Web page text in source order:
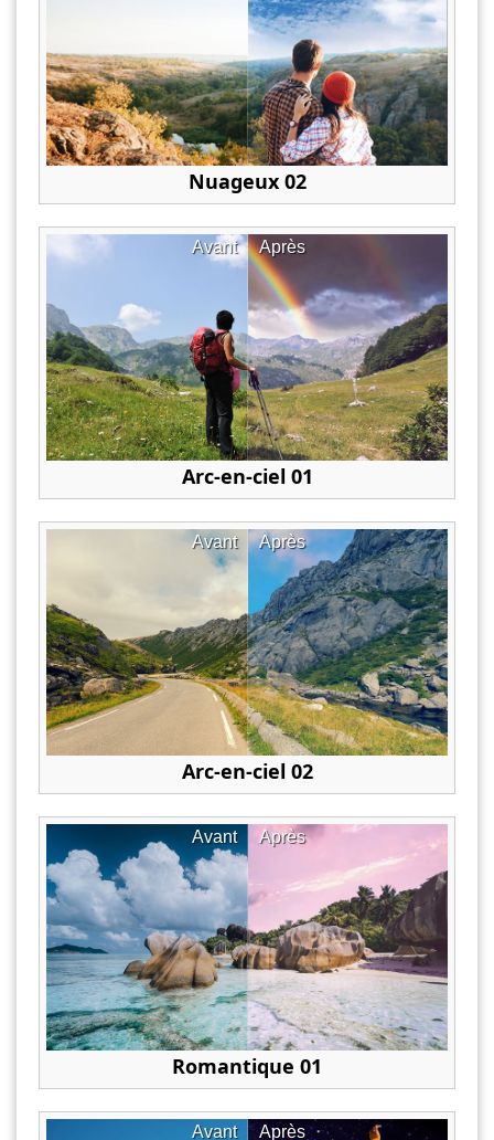
Nuageux 02
Après
Avant
Arc-en-ciel 01
Après
Avant
Arc-en-ciel 02
Après
Avant
Romantique 01
Après
Avant